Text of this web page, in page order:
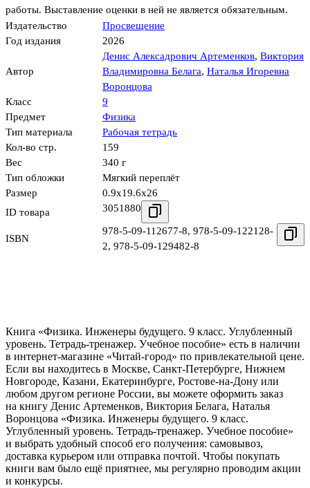
работы. Выставление оценки в ней не является обязательным.
Издательство
Просвещение
Год издания
2026
Автор
Денис Алексадрович Артеменков, Виктория
Владимировна Белага, Наталья Игоревна
Воронцова
Класс
9
Предмет
Физика
Тип материала
Рабочая тетрадь
Кол-во стр.
159
Вес
340 г
Тип обложки
Мягкий переплёт
Размер
0.9x19.6x26
ID товара
3051880
ISBN
978-5-09-112677-8, 978-5-09-122128-
2, 978-5-09-129482-8
Книга «Физика. Инженеры будущего. 9 класс. Углубленный
уровень. Тетрадь-тренажер. Учебное пособие» есть в наличии
в интернет-магазине «Читай-город» по привлекательной цене.
Если вы находитесь в Москве, Санкт-Петербурге, Нижнем
Новгороде, Казани, Екатеринбурге, Ростове-на-Дону или
любом другом регионе России, вы можете оформить заказ
на книгу Денис Артеменков, Виктория Белага, Наталья
Воронцова «Физика. Инженеры будущего. 9 класс.
Углубленный уровень. Тетрадь-тренажер. Учебное пособие»
и выбрать удобный способ его получения: самовывоз,
доставка курьером или отправка почтой. Чтобы покупать
книги вам было ещё приятнее, мы регулярно проводим акции
и конкурсы.